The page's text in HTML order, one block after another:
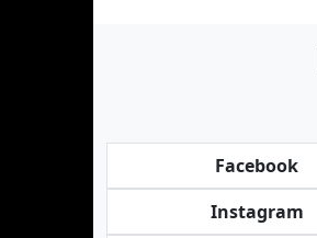
Facebook
Instagram